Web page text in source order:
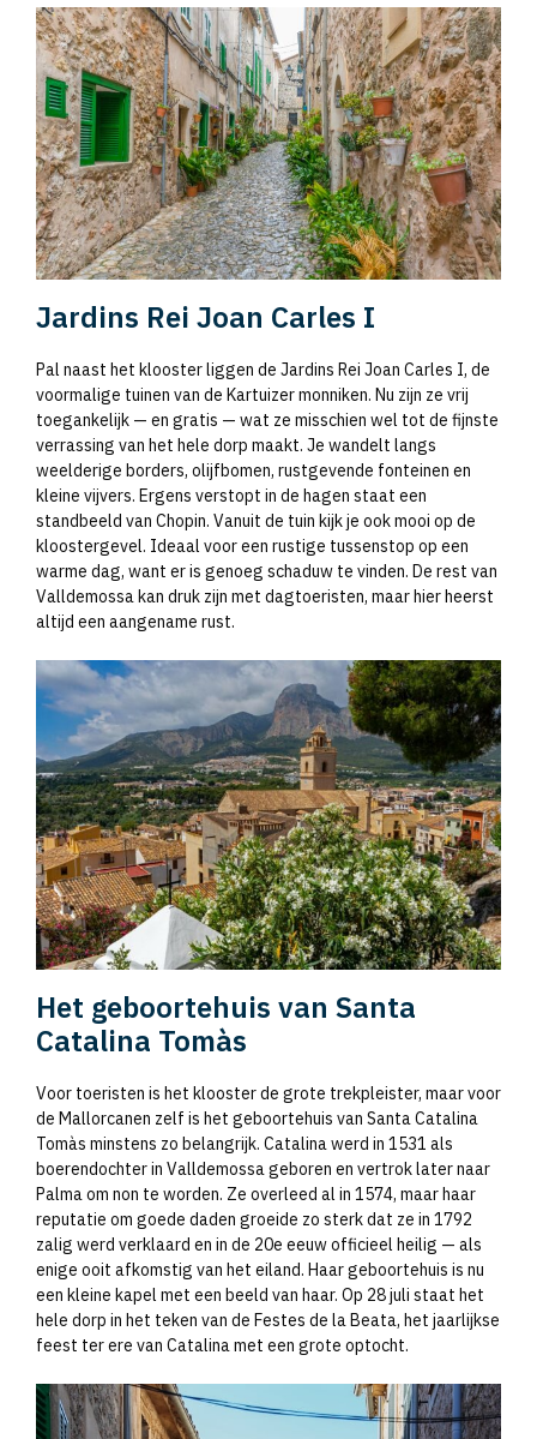
Jardins Rei Joan Carles I
Pal naast het klooster liggen de Jardins Rei Joan Carles I, de
voormalige tuinen van de Kartuizer monniken. Nu zijn ze vrij
toegankelijk — en gratis — wat ze misschien wel tot de fijnste
verrassing van het hele dorp maakt. Je wandelt langs
weelderige borders, olijfbomen, rustgevende fonteinen en
kleine vijvers. Ergens verstopt in de hagen staat een
standbeeld van Chopin. Vanuit de tuin kijk je ook mooi op de
kloostergevel. Ideaal voor een rustige tussenstop op een
warme dag, want er is genoeg schaduw te vinden. De rest van
Valldemossa kan druk zijn met dagtoeristen, maar hier heerst
altijd een aangename rust.
Het geboortehuis van Santa
Catalina Tomàs
Voor toeristen is het klooster de grote trekpleister, maar voor
de Mallorcanen zelf is het geboortehuis van Santa Catalina
Tomàs minstens zo belangrijk. Catalina werd in 1531 als
boerendochter in Valldemossa geboren en vertrok later naar
Palma om non te worden. Ze overleed al in 1574, maar haar
reputatie om goede daden groeide zo sterk dat ze in 1792
zalig werd verklaard en in de 20e eeuw officieel heilig — als
enige ooit afkomstig van het eiland. Haar geboortehuis is nu
een kleine kapel met een beeld van haar. Op 28 juli staat het
hele dorp in het teken van de Festes de la Beata, het jaarlijkse
feest ter ere van Catalina met een grote optocht.